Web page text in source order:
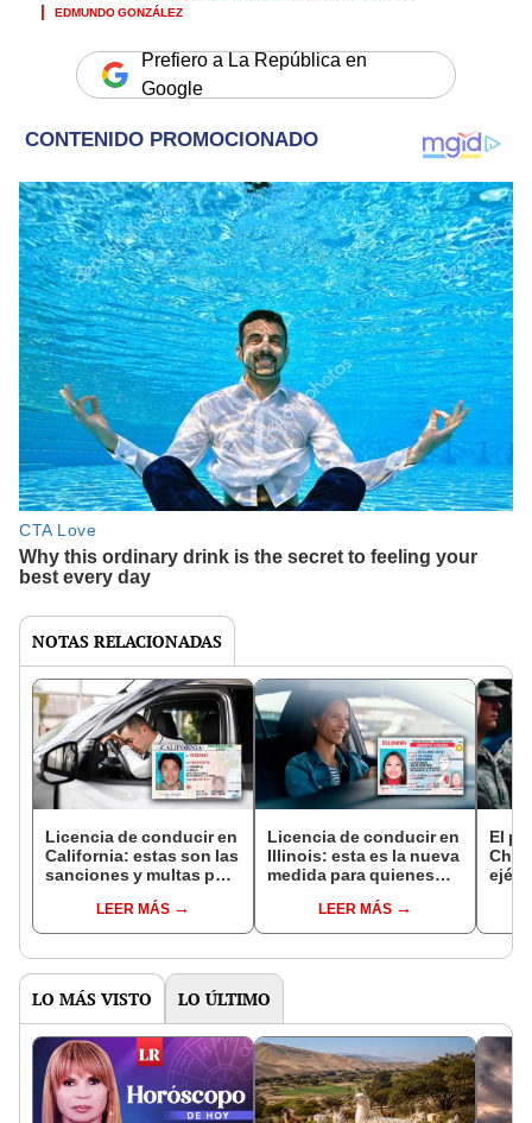
EDMUNDO GONZÁLEZ
Prefiero a La República en
Google
NOTAS RELACIONADAS
Licencia de conducir en
California: estas son las
sanciones y multas por
LEER MÁS
Licencia de conducir en
Illinois: esta es la nueva
medida para quienes
Estados Unidos
LEER MÁS
El
LO MÁS VISTO LO ÚLTIMO